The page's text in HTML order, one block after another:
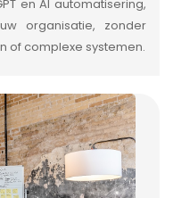
en AI automatisering,
organisatie, zonder
of complexe systemen.